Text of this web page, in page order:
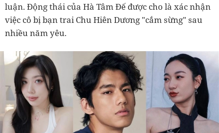
luận. Động thái của Hà Tâm Đế được cho là xác nhận
việc cô bị bạn trai Chu Hiên Dương "cắm sừng" sau
nhiều năm yêu.